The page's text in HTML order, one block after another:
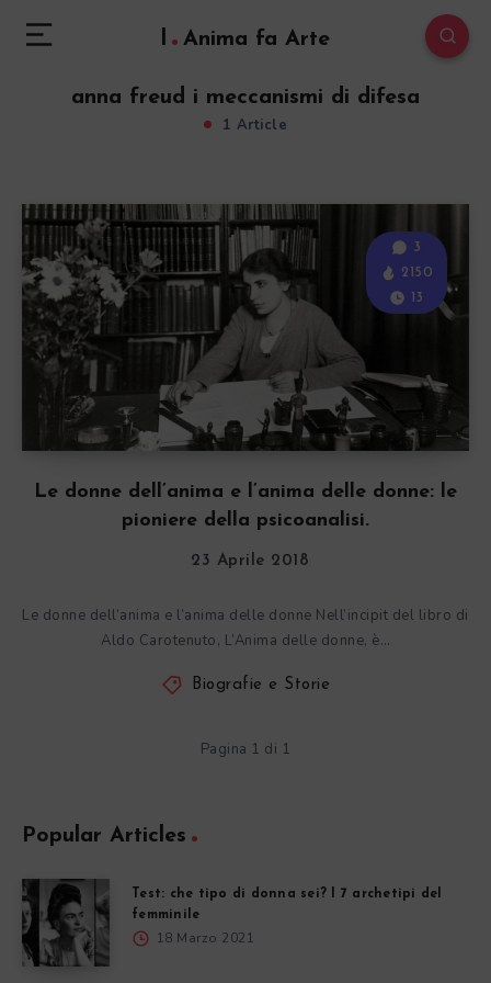
l Anima fa Arte
anna freud i meccanismi di difesa
1 Article
Le donne dell’anima e l’anima delle donne: le
pioniere della psicoanalisi.
3
2150
13
23 Aprile 2018
Le donne dell’anima e l’anima delle donne Nell’incipit del libro di
Aldo Carotenuto, L’Anima delle donne, è…
Biografie e Storie
Pagina 1 di 1
Popular Articles
Test: che tipo di donna sei? I 7 archetipi del
femminile
18 Marzo 2021